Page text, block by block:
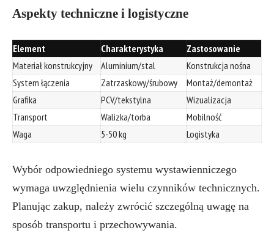
Aspekty techniczne i logistyczne
Element Charakterystyka
Zastosowanie
Materiał konstrukcyjny
Aluminium/stal
Konstrukcja nośna
System łączenia
Zatrzaskowy/śrubowy
Montaż/demontaż
Grafika
PCV/tekstylna
Wizualizacja
Transport
Walizka/torba
Mobilność
Waga
5-50 kg Logistyka
Wybór odpowiedniego systemu wystawienniczego
wymaga uwzględnienia wielu czynników technicznych.
Planując zakup, należy zwrócić szczególną uwagę na
sposób transportu i przechowywania.